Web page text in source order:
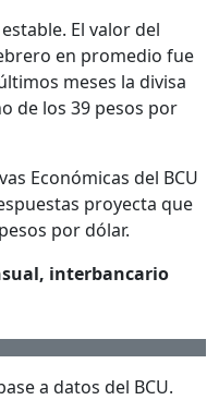
El valor del
en promedio fue
meses la divisa
de los 39 pesos por
Económicas del BCU
proyecta que
por dólar.
interbancario
a datos del BCU.